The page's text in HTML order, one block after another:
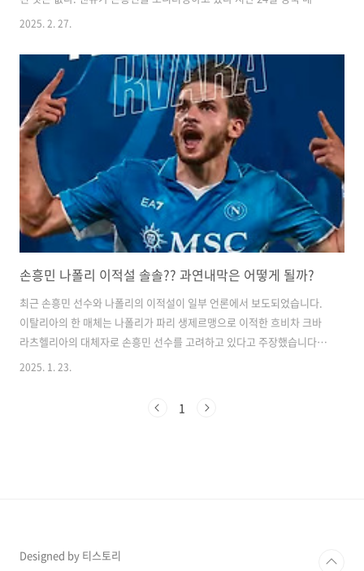
기브미스포츠에서는'맨유가 토트넘 공격수 손흥민을 여름에 이적시키려
흥민을 모니터링하고 있다,손흥민의 리더십, 득점 능력, 다양한 포지션
에서 소화할 수 있는 멀티성을 좋아한다'고 이야기했다. ​지난 12월 이적
설이 있었는데 토트넘이 1월에 2026년 여름까지 계약 연장 옵션을 발동
했다. ​이어 매체는 '맨유가 토트넘에서 손흥민을 데려올 수 있는 상당한
규모의 제안을 준비하고 있다'고 이야기했다. 최소 4000만 파운드(약
72..
2025. 2. 27.
손흥민 나폴리 이적설 솔솔?? 과연내막은 어떻게 될까?
최근 손흥민 선수와 나폴리의 이적설이 일부 언론에서 보도되었습니다.
이탈리아의 한 매체는 나폴리가 파리 생제르맹으로 이적한 흐비차 크바
라츠헬리아의 대체자로 손흥민 선수를 고려하고 있다고 주장했습니다.
출처 : SSC나폴리 인스타그램나폴리가 손흥민의 공격력을 높이 평가하
은 매체에서 나온 것으로 확인되었으며, 공신력이 부족한 정보로 평가되
2025. 1. 23.
1
Designed by 티스토리